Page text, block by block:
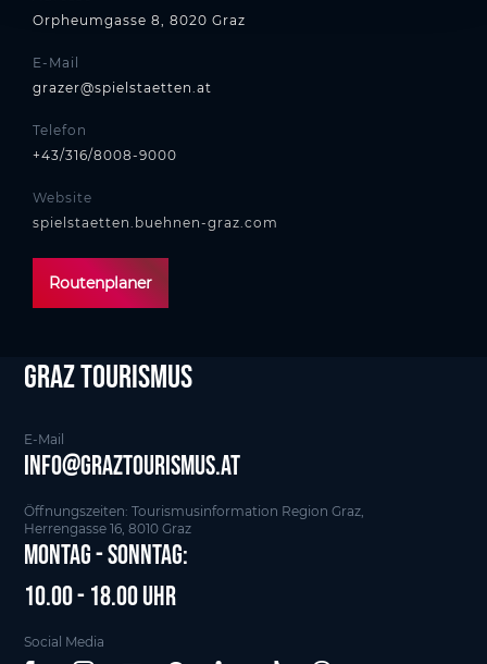
Orpheumgasse 8, 8020 Graz
E-Mail
grazer@spielstaetten.at
Telefon
+43/316/8008-9000
Website
spielstaetten.buehnen-graz.com
Routenplaner
Graz tourismus
E-Mail
info@graztourismus.at
Öffnungszeiten: Tourismusinformation Region Graz,
Herrengasse 16, 8010 Graz
Montag - Sonntag:
10.00 - 18.00 Uhr
Social Media